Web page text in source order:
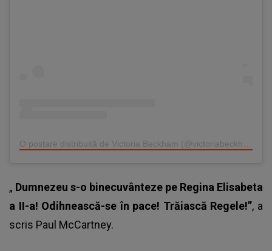
O postare distribuită de Victoria Beckham (@victoriabeckham)
„ Dumnezeu s-o binecuvânteze pe Regina Elisabeta
a II-a! Odihnească-se în pace! Trăiască Regele!”, a
scris Paul McCartney.